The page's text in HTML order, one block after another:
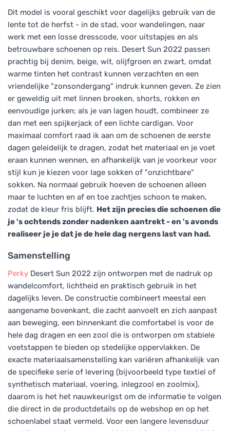
Dit model is vooral geschikt voor dagelijks gebruik van de
lente tot de herfst - in de stad, voor wandelingen, naar
werk met een losse dresscode, voor uitstapjes en als
betrouwbare schoenen op reis. Desert Sun 2022 passen
prachtig bij denim, beige, wit, olijfgroen en zwart, omdat
warme tinten het contrast kunnen verzachten en een
vriendelijke "zonsondergang" indruk kunnen geven. Ze zien
er geweldig uit met linnen broeken, shorts, rokken en
eenvoudige jurken; als je van lagen houdt, combineer ze
dan met een spijkerjack of een lichte cardigan. Voor
maximaal comfort raad ik aan om de schoenen de eerste
dagen geleidelijk te dragen, zodat het materiaal en je voet
eraan kunnen wennen, en afhankelijk van je voorkeur voor
stijl kun je kiezen voor lage sokken of "onzichtbare"
sokken. Na normaal gebruik hoeven de schoenen alleen
maar te luchten en af en toe zachtjes schoon te maken,
zodat de kleur fris blijft. Het zijn precies die schoenen die
je 's ochtends zonder nadenken aantrekt - en 's avonds
realiseer je je dat je de hele dag nergens last van had.
Samenstelling
Perky Desert Sun 2022 zijn ontworpen met de nadruk op
wandelcomfort, lichtheid en praktisch gebruik in het
dagelijks leven. De constructie combineert meestal een
aangename bovenkant, die zacht aanvoelt en zich aanpast
aan beweging, een binnenkant die comfortabel is voor de
hele dag dragen en een zool die is ontworpen om stabiele
voetstappen te bieden op stedelijke oppervlakken. De
exacte materiaalsamenstelling kan variëren afhankelijk van
de specifieke serie of levering (bijvoorbeeld type textiel of
synthetisch materiaal, voering, inlegzool en zoolmix),
daarom is het het nauwkeurigst om de informatie te volgen
die direct in de productdetails op de webshop en op het
schoenlabel staat vermeld. Voor een langere levensduur